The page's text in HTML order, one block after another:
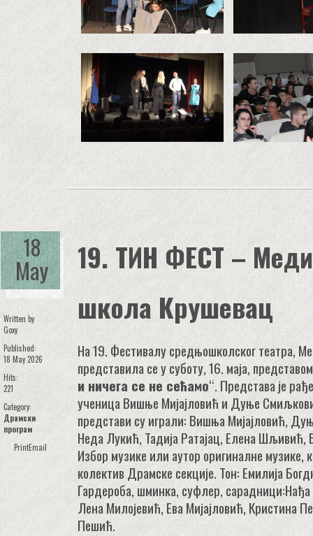
18
May
Written by
Goxy
Published:
18 May 2026
Hits:
221
Category:
Драмски
програм
PrintEmail
19. ТИН ФЕСТ –
школа Крушевац
На 19. Фестивалу средњошколског театра,
представила се у суботу, 16. маја,
и ничега се не сећамо“. Представа је
ученица Вишње Мијајловић и Дуње
представи су играли: Вишња Мијајловић,
Неда Лукић, Тадија Ратајац, Елена
Избор музике или аутор оригиналне музике,
колектив Драмске секције. Тон: Емилија
Гардероба, шминка, суфлер,
Лена Милојевић, Ева Мијајловић, Кристина
Пешић.